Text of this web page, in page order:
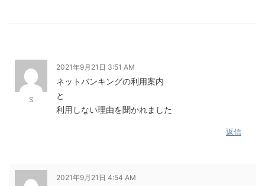
S
2021年9月21日 3:51 AM
ネットバンキングの利用案内
と
利用しない理由を聞かれました
返信
2021年9月21日 4:54 AM